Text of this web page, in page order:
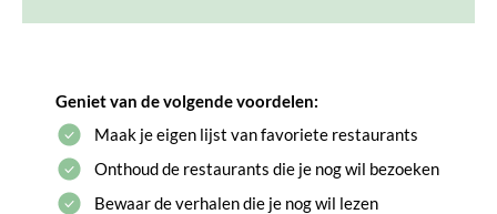
Geniet van de volgende voordelen:
Maak je eigen lijst van favoriete restaurants
Onthoud de restaurants die je nog wil bezoeken
Bewaar de verhalen die je nog wil lezen